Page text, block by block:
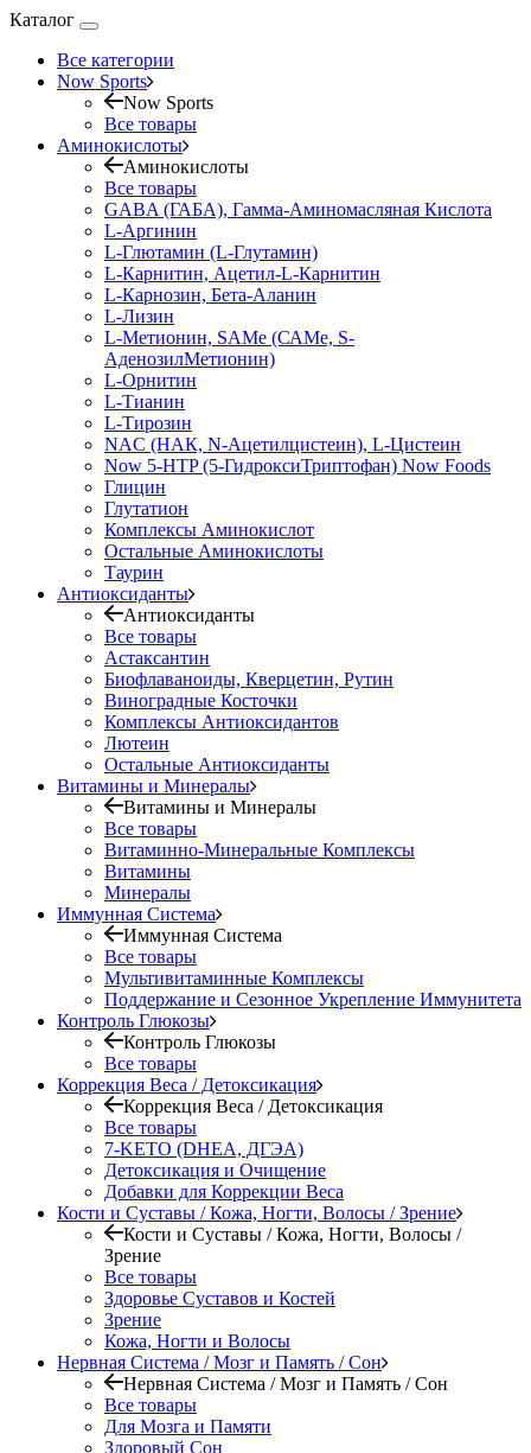
Каталог
Все категории
Now Sports
Now Sports
Все товары
Аминокислоты
Аминокислоты
Все товары
GABA (ГАБА), Гамма-Аминомасляная Кислота
L-Аргинин
L-Глютамин (L-Глутамин)
L-Карнитин, Ацетил-L-Карнитин
L-Карнозин, Бета-Аланин
L-Лизин
L-Метионин, SAMe (САМе, S-
АденозилМетионин)
L-Орнитин
L-Тианин
L-Тирозин
NAC (НАК, N-Ацетилцистеин), L-Цистеин
Now 5-HTP (5-ГидроксиТриптофан) Now Foods
Глицин
Глутатион
Комплексы Аминокислот
Остальные Аминокислоты
Таурин
Антиоксиданты
Антиоксиданты
Все товары
Астаксантин
Биофлаваноиды, Кверцетин, Рутин
Виноградные Косточки
Комплексы Антиоксидантов
Лютеин
Остальные Антиоксиданты
Витамины и Минералы
Витамины и Минералы
Все товары
Витаминно-Минеральные Комплексы
Витамины
Минералы
Иммунная Система
Иммунная Система
Все товары
Мультивитаминные Комплексы
Поддержание и Сезонное Укрепление Иммунитета
Контроль Глюкозы
Контроль Глюкозы
Все товары
Коррекция Веса / Детоксикация
Коррекция Веса / Детоксикация
Все товары
7-KETO (DHEA, ДГЭА)
Детоксикация и Очищение
Добавки для Коррекции Веса
Кости и Суставы / Кожа, Ногти, Волосы / Зрение
Кости и Суставы / Кожа, Ногти, Волосы /
Зрение
Все товары
Здоровье Суставов и Костей
Зрение
Кожа, Ногти и Волосы
Нервная Система / Мозг и Память / Сон
Нервная Система / Мозг и Память / Сон
Все товары
Для Мозга и Памяти
Здоровый Сон